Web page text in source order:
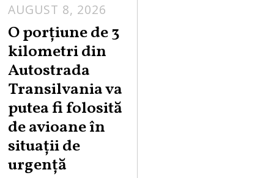
AUGUST 8, 2026
U
G
T
8
O porțiune de 3
kilometri din
Autostrada
Transilvania va
putea fi folosită
de avioane în
situații de
urgență